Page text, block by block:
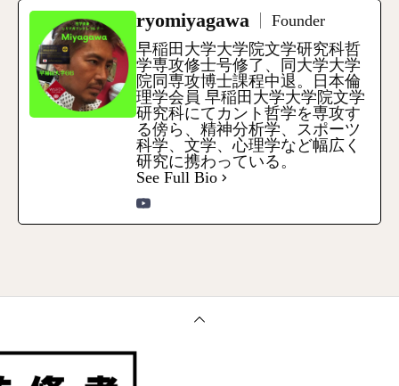
ryomiyagawa
Founder
早稲田大学大学院文学研究科哲
学専攻修士号修了、同大学大学
院同専攻博士課程中退。日本倫
理学会員 早稲田大学大学院文学
研究科にてカント哲学を専攻す
る傍ら、精神分析学、スポーツ
科学、文学、心理学など幅広く
研究に携わっている。
See Full Bio